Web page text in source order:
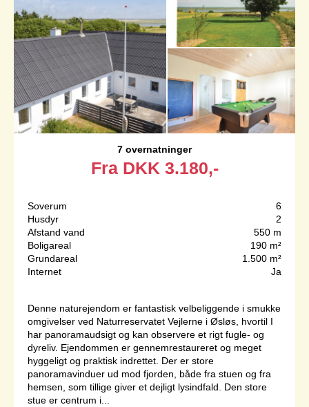
7 overnatninger
Fra DKK 3.180,-
Soverum
6
Husdyr
2
Afstand vand
550 m
Boligareal
190 m²
Grundareal
1.500 m²
Internet
Ja
Denne naturejendom er fantastisk velbeliggende i smukke
omgivelser ved Naturreservatet Vejlerne i Øsløs, hvortil I
har panoramaudsigt og kan observere et rigt fugle- og
dyreliv. Ejendommen er gennemrestaureret og meget
hyggeligt og praktisk indrettet. Der er store
panoramavinduer ud mod fjorden, både fra stuen og fra
hemsen, som tillige giver et dejligt lysindfald. Den store
stue er centrum i...